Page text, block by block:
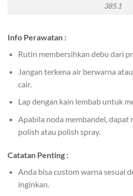
385.1
Info Perawatan :
Rutin membersihkan debu dari
Jangan terkena air berwarna
cair.
Lap dengan kain lembab untuk
Apabila noda membandel, dapat
polish atau polish spray.
Catatan Penting :
Anda bisa custom warna sesuai
inginkan.